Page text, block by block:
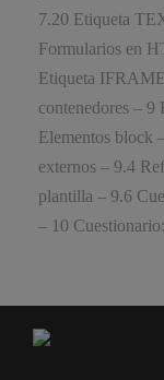
7.20 Etiqueta
Formularios en
Etiqueta
contenedores – 9
Elementos block
externos – 9.4
plantilla – 9.6
– 10